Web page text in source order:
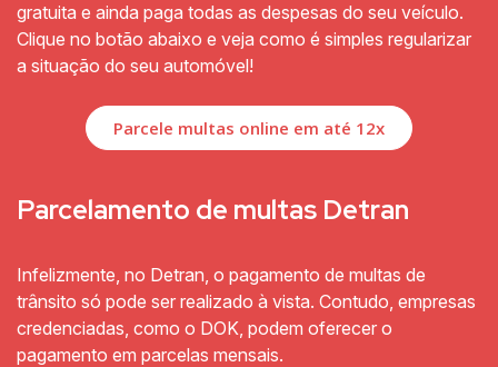
gratuita e ainda paga todas as despesas do seu veículo.
Clique no botão abaixo e veja como é simples regularizar
a situação do seu automóvel!
Parcele multas online em até 12x
Parcelamento de multas Detran
Infelizmente, no Detran, o pagamento de multas de
trânsito só pode ser realizado à vista. Contudo, empresas
credenciadas, como o DOK, podem oferecer o
pagamento em parcelas mensais.